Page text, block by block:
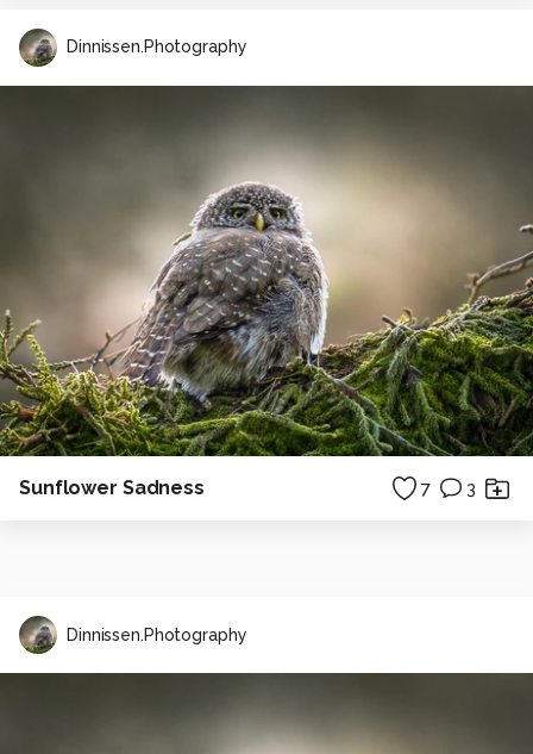
Dinnissen.Photography
Sunflower Sadness 7 3
Dinnissen.Photography